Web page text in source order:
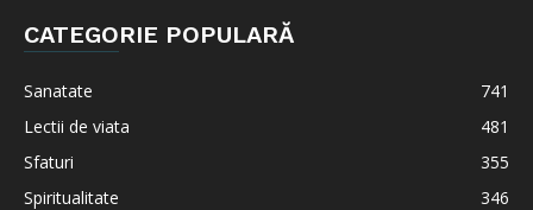
CATEGORIE POPULARĂ
Sanatate
741
Lectii de viata
481
Sfaturi
355
Spiritualitate
346